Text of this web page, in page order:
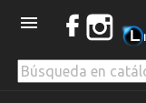
